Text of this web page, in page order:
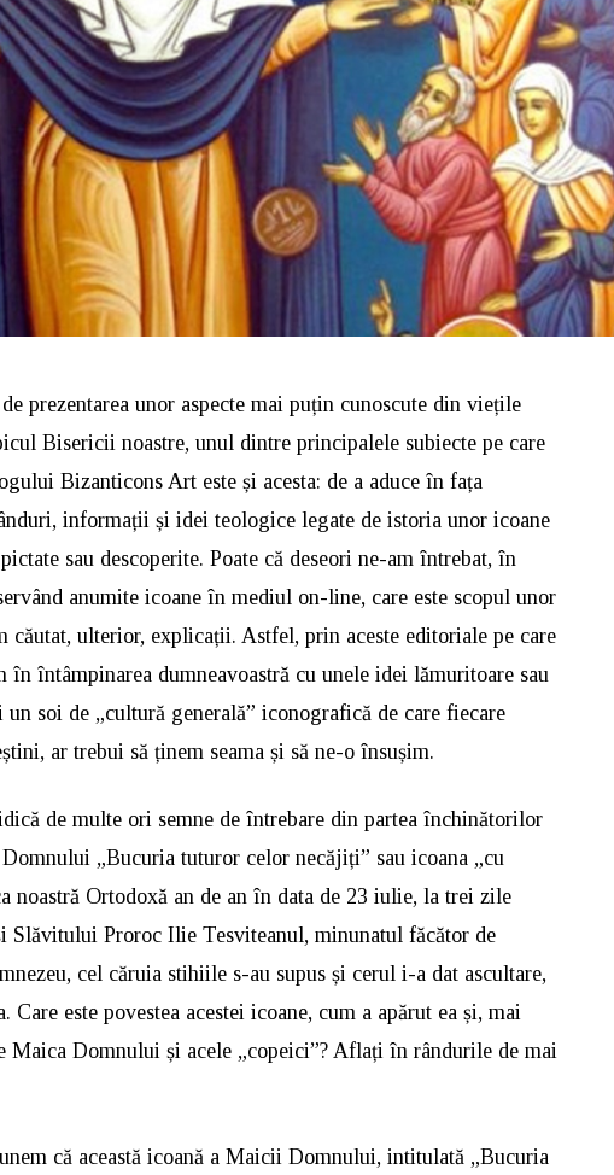
prezentarea unor aspecte mai puțin cunoscute din viețile
Bisericii noastre, unul dintre principalele subiecte pe care
Bizanticons Art este și acesta: de a aduce în fața
informații și idei teologice legate de istoria unor icoane
sau descoperite. Poate că deseori ne-am întrebat, în
anumite icoane în mediul on-line, care este scopul unor
căutat, ulterior, explicații. Astfel, prin aceste editoriale pe care
în întâmpinarea dumneavoastră cu unele idei lămuritoare sau
soi de „cultură generală” iconografică de care fiecare
ar trebui să ținem seama și să ne-o însușim.
de multe ori semne de întrebare din partea închinătorilor
„Bucuria tuturor celor necăjiți” sau icoana „cu
noastră Ortodoxă an de an în data de 23 iulie, la trei zile
Slăvitului Proroc Ilie Tesviteanul, minunatul făcător de
cel căruia stihiile s-au supus și cerul i-a dat ascultare,
Care este povestea acestei icoane, cum a apărut ea și, mai
Maica Domnului și acele „copeici”? Aflați în rândurile de mai
că această icoană a Maicii Domnului, intitulată „Bucuria